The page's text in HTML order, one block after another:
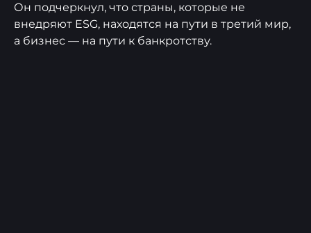
Он подчеркнул, что страны, которые не
внедряют ESG, находятся на пути в третий мир,
а бизнес — на пути к банкротству.